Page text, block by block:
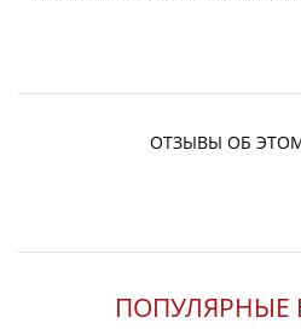
ОТЗЫВЫ ОБ
ПОПУЛЯРНЫЕ